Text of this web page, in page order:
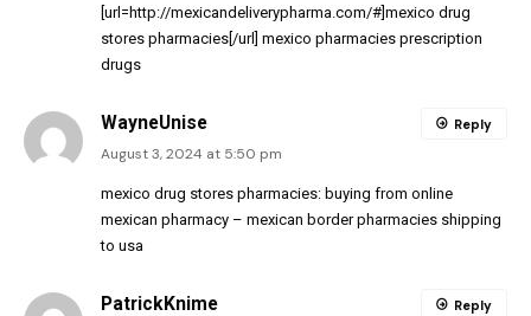
[url=http://mexicandeliverypharma.com/#]mexico drug
stores pharmacies[/url] mexico pharmacies prescription
drugs
WayneUnise
August 3, 2024 at 5:50 pm
mexico drug stores pharmacies: buying from online
mexican pharmacy – mexican border pharmacies shipping
to usa
Reply
PatrickKnime Reply